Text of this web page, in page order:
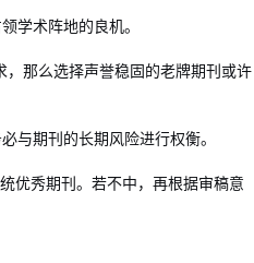
学术阵地的良机。
，那么选择声誉稳固的老牌期刊或许
与期刊的长期风险进行权衡。
优秀期刊。若不中，再根据审稿意